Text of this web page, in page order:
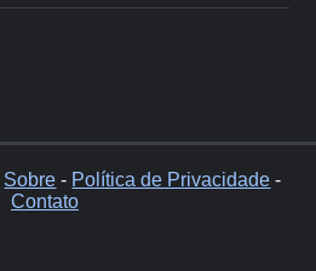
Sobre - Política de Privacidade -
Contato